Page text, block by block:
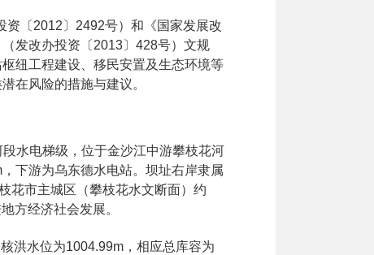
资〔 2012 〕 2492号）和《国家发展改
发改办投资〔 2013〕 428号）文规
纽工程建设、移民安置及生态环境等
在风险的措施与建议。
水电梯级，位于金沙江中游攀枝花河
，下游为乌东德水电站。坝址右岸隶属
枝花市主城区（攀枝花水文断面）约
方经济社会发展。
核洪水位为1004.99m ，相应总库容为